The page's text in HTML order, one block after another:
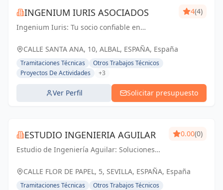
INGENIUM IURIS ASOCIADOS
Ingenium Iuris: Tu socio confiable en
Soluciones profesionales para proyectos
4(4)
CALLE SANTA ANA, 10, ALBAL, ESPAÑA, España
Tramitaciones Técnicas
Otros Trabajos Técnicos
Proyectos De Actividades
+3
Ver Perfil Solicitar presupuesto
ESTUDIO INGENIERIA AGUILAR
Estudio de Ingeniería Aguilar: Soluciones
Sevilla. Tu proyecto, nuestra pasión.
0.00(0)
CALLE FLOR DE PAPEL, 5, SEVILLA, ESPAÑA, España
Tramitaciones Técnicas
Otros Trabajos Técnicos